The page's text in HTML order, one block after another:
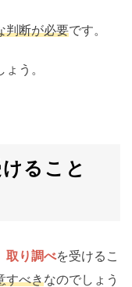
判断が必要です。
う。
ること
取り調べを受けるこ
すべきなのでしょう